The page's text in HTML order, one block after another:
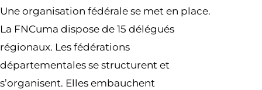
Une organisation fédérale se met en place.
La FNCuma dispose de 15 délégués
régionaux. Les fédérations
départementales se structurent et
s’organisent. Elles embauchent